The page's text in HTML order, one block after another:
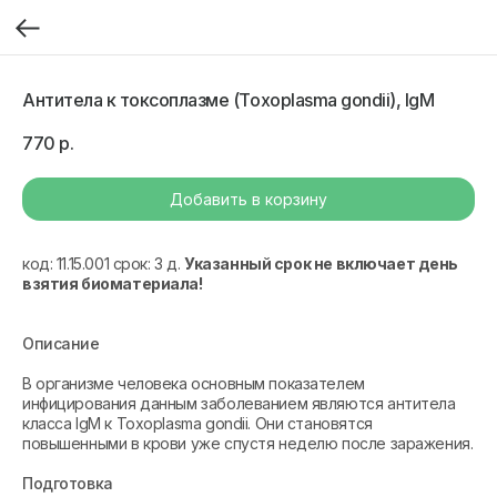
Антитела к токсоплазме (Toxoplasma gondii), IgM
770 р.
Добавить в корзину
код: 11.15.001 срок: 3 д.Указанный срок не включает день
взятия биоматериала!
Описание
В организме человека основным показателем
инфицирования данным заболеванием являются антитела
класса IgM к Toxoplasma gondii. Они становятся
повышенными в крови уже спустя неделю после заражения.
Подготовка